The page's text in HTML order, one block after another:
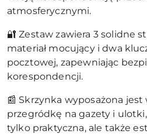
atmosferycznymi.
🔐 Zestaw zawiera 3 solidne
materiał mocujący i dwa
pocztowej, zapewniając
korespondencji.
📰 Skrzynka wyposażona
przegródkę na gazety i
tylko praktyczna, ale także